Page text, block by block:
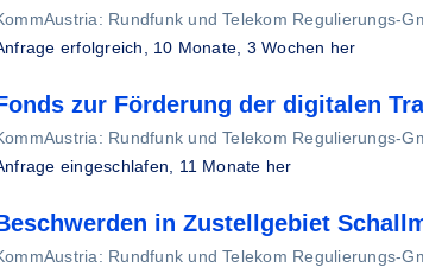
Rundfunk und Telekom Regulierungs-
erfolgreich, 10 Monate, 3 Wochen her
zur Förderung der digitalen
Rundfunk und Telekom Regulierungs-
eingeschlafen, 11 Monate her
in Zustellgebiet
Rundfunk und Telekom Regulierungs-